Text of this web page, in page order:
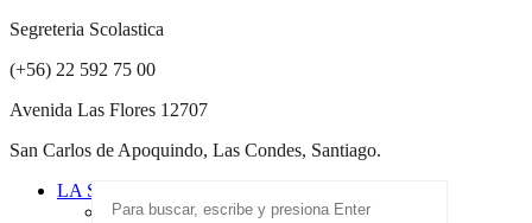
Segreteria Scolastica
(+56) 22 592 75 00
Avenida Las Flores 12707
San Carlos de Apoquindo, Las Condes, Santiago.
LA SCUOLA
Scuola Paritaria